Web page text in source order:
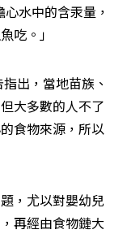
水中的含汞量，
吃。」
出，當地苗族、
大多數的人不了
食物來源，所以
，尤以對嬰幼兒
再經由食物鏈大